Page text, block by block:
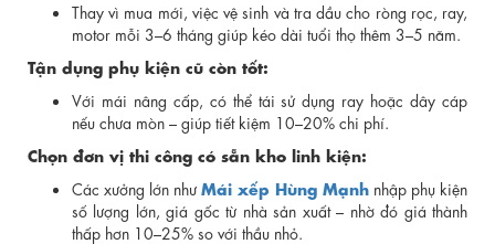
Thay vì mua mới, việc vệ sinh và tra dầu cho ròng rọc, ray,
motor mỗi 3–6 tháng giúp kéo dài tuổi thọ thêm 3–5 năm.
Tận dụng phụ kiện cũ còn tốt:
Với mái nâng cấp, có thể tái sử dụng ray hoặc dây cáp
nếu chưa mòn – giúp tiết kiệm 10–20% chi phí.
Chọn đơn vị thi công có sẵn kho linh kiện:
Các xưởng lớn như Mái xếp Hùng Mạnh nhập phụ kiện
số lượng lớn, giá gốc từ nhà sản xuất – nhờ đó giá thành
thấp hơn 10–25% so với thầu nhỏ.